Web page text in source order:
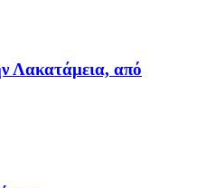
Λακατάμεια, από